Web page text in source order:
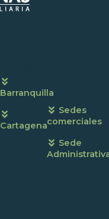
Barranquilla
Cartagena
atención
Sedes
comerciales
Sede